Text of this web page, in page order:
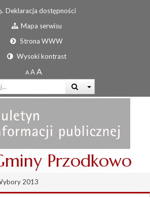
Deklaracja dostępności
Mapa serwisu
Strona WWW
Wysoki kontrast
Przodkowo
2013